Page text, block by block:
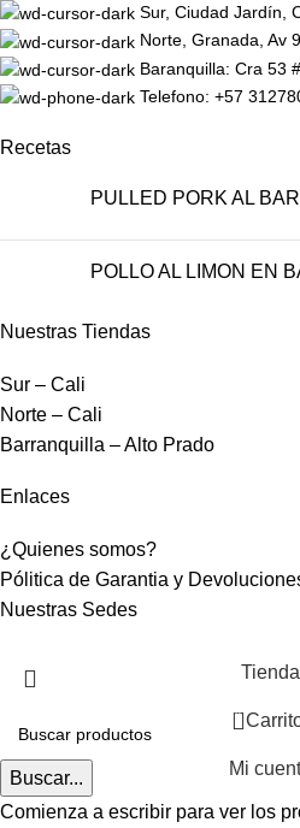
Sur, Ciudad Jardín,
Norte, Granada, Av
Baranquilla: Cra 53
Telefono: +57
Recetas
PULLED PORK AL
POLLO AL LIMON EN
Nuestras Tiendas
Sur – Cali
Norte – Cali
Barranquilla – Alto Prado
Enlaces
¿Quienes somos?
Pólitica de Garantia y
Nuestras Sedes
Buscar...
Comienza a escribir para ver los
Tienda
0
Mi